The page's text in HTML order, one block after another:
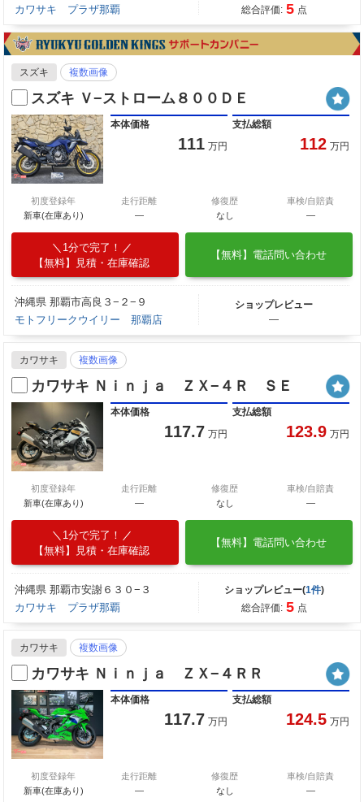
カワサキ プラザ那覇
総合評価: 5 点
スズキ 複数画像
スズキ Ｖ−ストローム８００ＤＥ
本体価格
111 万円
支払総額
112 万円
初度登録年
新車(在庫あり)
走行距離
―
修復歴
なし
車検/自賠責
―
1分で完了！
【無料】見積・在庫確認
【無料】電話問い合わせ
沖縄県 那覇市高良３−２−９
モトフリークウイリー 那覇店
ショップレビュー
―
カワサキ 複数画像
カワサキ Ｎｉｎｊａ ＺＸ−４Ｒ ＳＥ
本体価格
117.7 万円
支払総額
123.9 万円
初度登録年
新車(在庫あり)
走行距離
―
修復歴
なし
車検/自賠責
―
1分で完了！
【無料】見積・在庫確認
【無料】電話問い合わせ
沖縄県 那覇市安謝６３０−３
カワサキ プラザ那覇
ショップレビュー(1件)
総合評価: 5 点
カワサキ 複数画像
カワサキ Ｎｉｎｊａ ＺＸ−４ＲＲ
本体価格
117.7 万円
支払総額
124.5 万円
初度登録年
新車(在庫あり)
走行距離
―
修復歴
なし
車検/自賠責
―